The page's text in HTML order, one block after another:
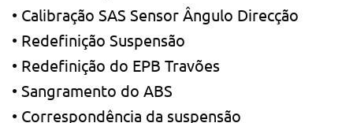
• Calibração SAS Sensor Ângulo Direcção
• Redefinição Suspensão
• Redefinição do EPB Travões
• Sangramento do ABS
• Correspondência da suspensão